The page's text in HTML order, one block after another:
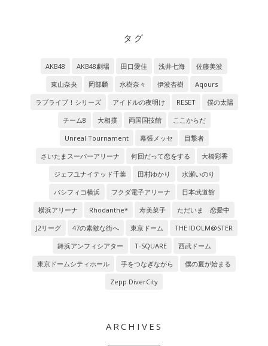
タグ
AKB48 AKB48劇場 田口愛佳 浅井七海
佐藤美波
東山奈央
岡部麟 水樹奈々 伊波杏樹
Aqours
ラブライブ！シリーズ
アイドルの夜明け RESET
僕の太陽
チーム8
大相撲 両国国技館
ここからだ
Unreal Tournament
幕張メッセ
目撃者
さいたまスーパーアリーナ
何回だって恋をする
大橋彩香
ジェフユナイテッド千葉
田村ゆかり
水瀬いのり
パシフィコ横浜
フクダ電子アリーナ
日本武道館
横浜アリーナ
Rhodanthe* 寿美菜子
ただいま 恋愛中
J2リーグ
47の素敵な街へ 東京ドーム
THE IDOLM@STER
舞浜アンフィシアター
T-SQUARE
西武ドーム
東京ドームシティホール
手をつなぎながら
僕の夏が始まる
Zepp DiverCity
ARCHIVES